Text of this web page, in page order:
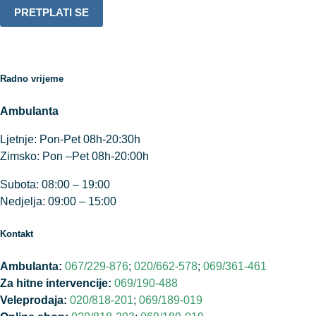
Radno vrijeme
Ambulanta
Ljetnje: Pon-Pet 08h-20:30h
Zimsko: Pon –Pet 08h-20:00h
Subota: 08:00 – 19:00
Nedjelja: 09:00 – 15:00
Kontakt
Ambulanta: 067/229-876; 020/662-578; 069/361-461
Za hitne intervencije: 069/190-488
Veleprodaja: 020/818-201; 069/189-019